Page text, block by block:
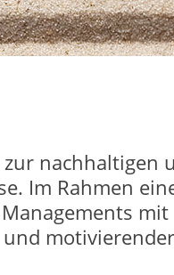
nachhaltigen
Im Rahmen